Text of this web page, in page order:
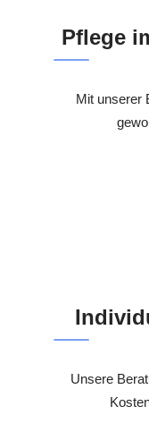
Pflege
Mit unserer
Unsere